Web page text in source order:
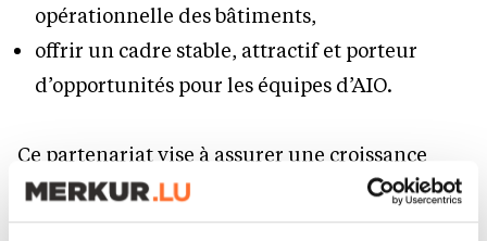
opérationnelle des bâtiments,
offrir un cadre stable, attractif et porteur
d’opportunités pour les équipes d’AIO.
Ce partenariat vise à assurer une croissance
durable, à renforcer la qualité de service et à
préparer ensemble les infrastructures de